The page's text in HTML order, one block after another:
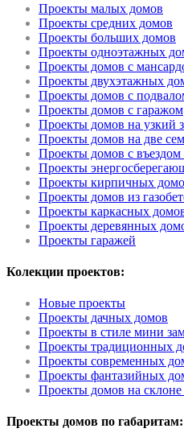
Проекты малых домов
Проекты средних домов
Проекты больших домов
Проекты одноэтажных
Проекты домов с
Проекты двухэтажных
Проекты домов с
Проекты домов с гаражом
Проекты домов на узкий
Проекты домов на две
Проекты домов с
Проекты
Проекты кирпичных
Проекты домов из
Проекты каркасных
Проекты деревянных
Проекты гаражей
Колекции проектов:
Новые проекты
Проекты дачных домов
Проекты в стиле мини
Проекты традиционных
Проекты современных
Проекты фантазийных
Проекты домов на
Проекты домов по габаритам: